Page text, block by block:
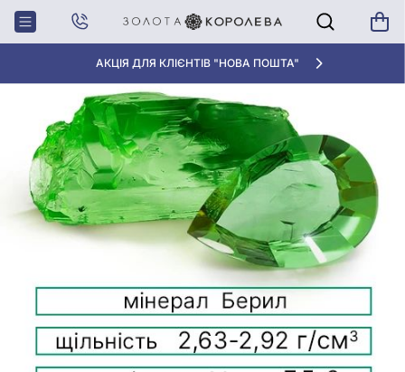
АКЦІЯ ДЛЯ КЛІЄНТІВ "НОВА ПОШТА"
Головна Блог Камені і мінерали Берил: магічні властивості